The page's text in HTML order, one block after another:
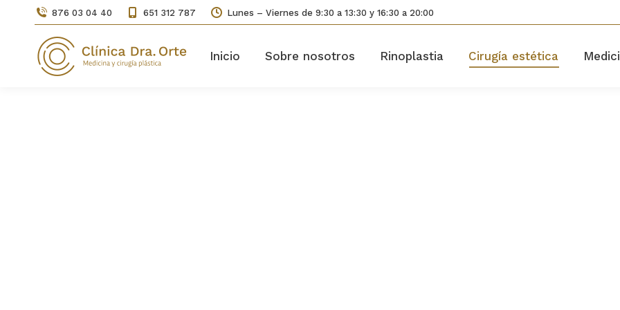
876 03 04 40 651 312 787 Lunes – Viernes de 9:30 a 13:30 y 16:30 a 20:00
Inicio Sobre nosotros Rinoplastia Cirugía estética